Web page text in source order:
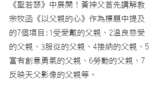
《聖若瑟》中展開！黃神父首先講解教
宗牧函《以父親的心》作為標題中提及
的7個項目:1受愛戴的父親、2溫良慈愛
的父親、3服從的父親、4接納的父親、5
富有創意勇氣的父親、6勞動的父親、7
反映天父影像的父親等。